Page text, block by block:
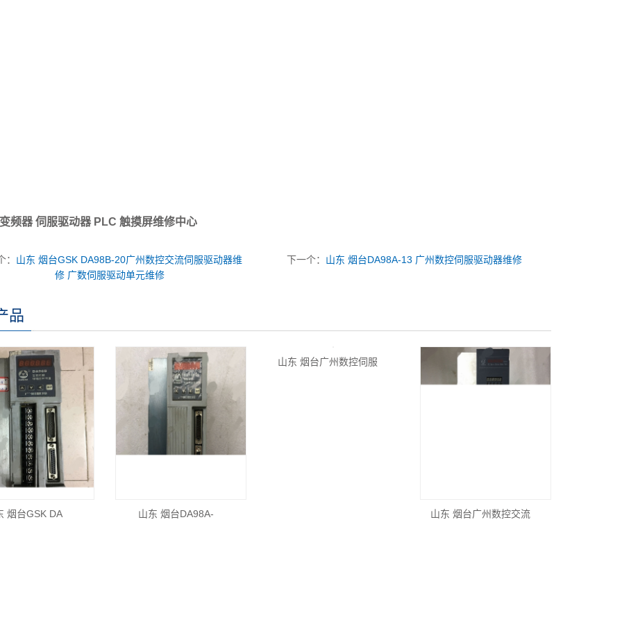
： 山东 烟台GSK DA98B-20广州数控交流伺服驱动器维
修 广数伺服驱动单元维修
下一个： 山东 烟台DA98A-13 广州数控伺服驱动器维修
品
烟台GSK DA 山东 烟台DA98A- 山东 烟台广州数控交流